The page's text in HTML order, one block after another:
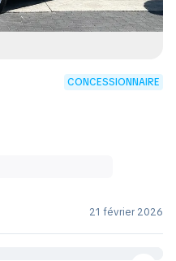
CONCESSIONNAIRE
21 février 2026